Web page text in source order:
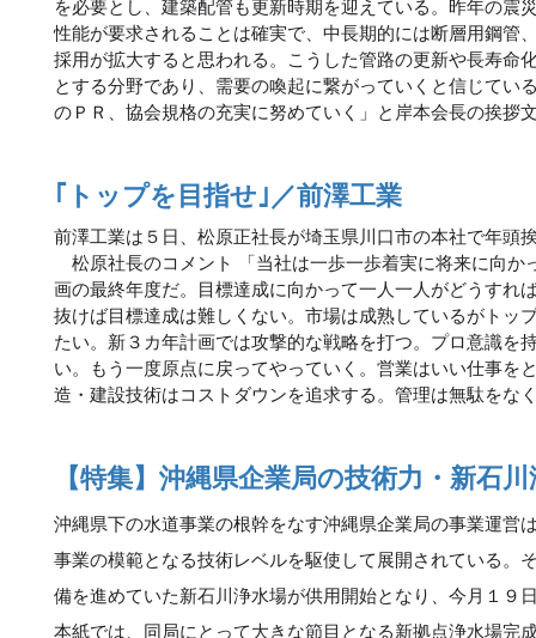
を必要とし、建築配管も更新時期を迎えている。昨年の震
性能が要求されることは確実で、中長期的には断層用鋼管
採用が拡大すると思われる。こうした管路の更新や長寿命
とする分野であり、需要の喚起に繋がっていくと信じてい
のＰＲ、協会規格の充実に努めていく」と岸本会長の挨拶
｢トップを目指せ｣／前澤工業
前澤工業は５日、松原正社長が埼玉県川口市の本社で年頭
松原社長のコメント 「当社は一歩一歩着実に将来に向か
画の最終年度だ。目標達成に向かって一人一人がどうすれ
抜けば目標達成は難しくない。市場は成熟しているがトッ
たい。新３カ年計画では攻撃的な戦略を打つ。プロ意識を
い。もう一度原点に戻ってやっていく。営業はいい仕事を
造・建設技術はコストダウンを追求する。管理は無駄をな
【特集】沖縄県企業局の技術力・新石
沖縄県下の水道事業の根幹をなす沖縄県企業局の事業運営
事業の模範となる技術レベルを駆使して展開されている。
備を進めていた新石川浄水場が供用開始となり、今月１９
本紙では、同局にとって大きな節目となる新拠点浄水場完